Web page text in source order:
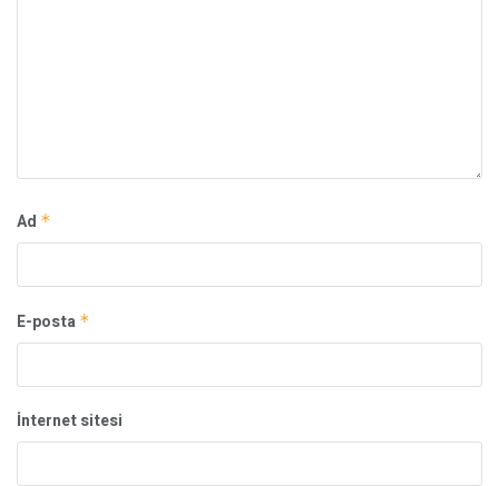
Ad *
E-posta *
İnternet sitesi